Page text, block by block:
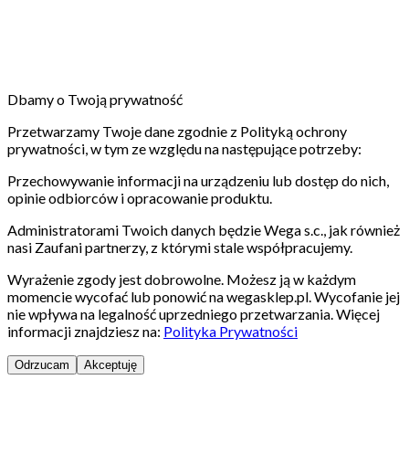
Dbamy o Twoją prywatność
Przetwarzamy Twoje dane zgodnie z Polityką ochrony
prywatności, w tym ze względu na następujące potrzeby:
Przechowywanie informacji na urządzeniu lub dostęp do nich,
opinie odbiorców i opracowanie produktu.
Administratorami Twoich danych będzie Wega s.c., jak również
nasi Zaufani partnerzy, z którymi stale współpracujemy.
Wyrażenie zgody jest dobrowolne. Możesz ją w każdym
momencie wycofać lub ponowić na wegasklep.pl. Wycofanie jej
nie wpływa na legalność uprzedniego przetwarzania. Więcej
informacji znajdziesz na: Polityka Prywatności
Odrzucam Akceptuję